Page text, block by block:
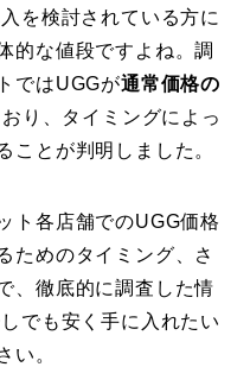
を検討されている方に
的な値段ですよね。調
ではUGGが通常価格の
り、タイミングによっ
ことが判明しました。
ト各店舗でのUGG価格
ためのタイミング、さ
、徹底的に調査した情
でも安く手に入れたい
い。